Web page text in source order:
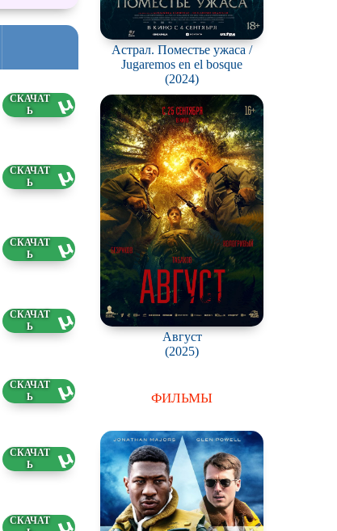
Астрал. Поместье ужаса /
Jugaremos en el bosque
(2024)
Август
(2025)
ФИЛЬМЫ